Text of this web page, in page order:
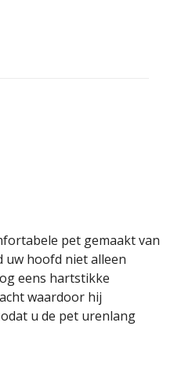
pet gemaakt van
uw hoofd niet alleen
eens hartstikke
waardoor hij
u de pet urenlang